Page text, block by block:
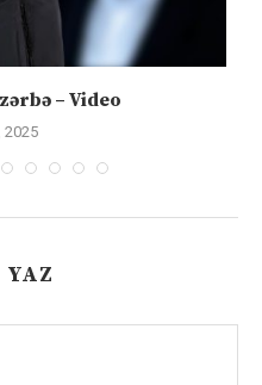
– Video
2025
YAZ